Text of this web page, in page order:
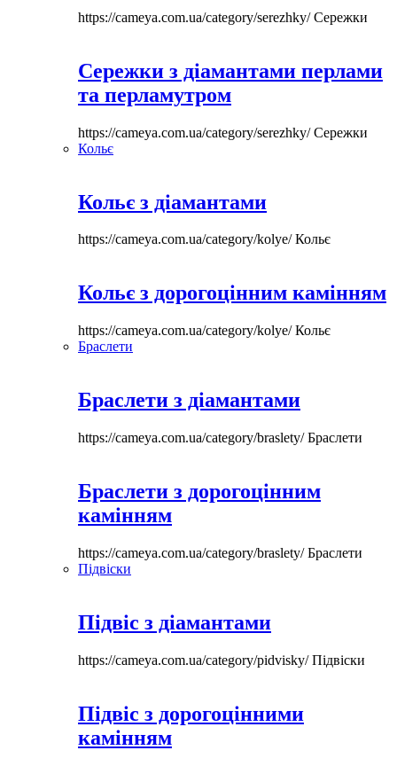
https://cameya.com.ua/category/serezhky/Сережки
Сережки з діамантами перлами
та перламутром
https://cameya.com.ua/category/serezhky/Сережки
Кольє
Кольє з діамантами
https://cameya.com.ua/category/kolye/Кольє
Кольє з дорогоцінним камінням
https://cameya.com.ua/category/kolye/Кольє
Браслети
Браслети з діамантами
https://cameya.com.ua/category/braslety/Браслети
Браслети з дорогоцінним
камінням
https://cameya.com.ua/category/braslety/Браслети
Підвіски
Підвіс з діамантами
https://cameya.com.ua/category/pidvisky/Підвіски
Підвіс з дорогоцінними
камінням